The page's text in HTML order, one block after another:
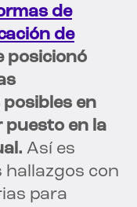
de
de
posicionó
en
puesto en la
Así es
hallazgos con
para